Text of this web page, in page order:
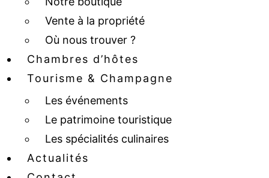
Vente à la propriété
Où nous trouver ?
Chambres d’hôtes
Tourisme & Champagne
Les événements
Le patrimoine touristique
Les spécialités culinaires
Actualités